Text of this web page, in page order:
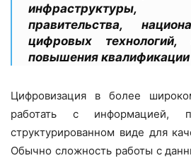
инфраструктуры,
правительства,
цифровых технологий,
повышения
Цифровизация в более
работать с информацией,
структурированном виде для
Обычно сложность работы с